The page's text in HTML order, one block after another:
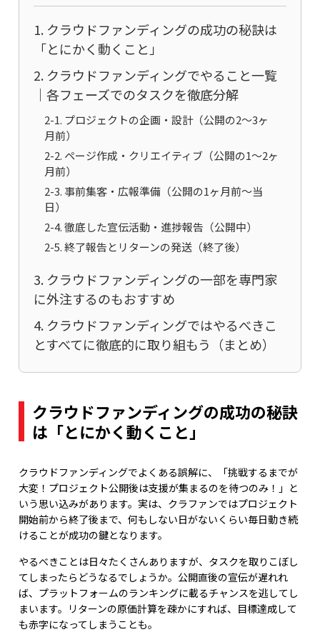
1. クラウドファンディングの成功の秘訣は
「とにかく動くこと」
2. クラウドファンディングでやること一覧
｜各フェーズでのタスクを徹底分解
2-1. プロジェクトの企画・設計（公開の2〜3ヶ
月前）
2-2. ページ作成・クリエイティブ（公開の1〜2ヶ
月前）
2-3. 事前集客・広報準備（公開の1ヶ月前〜当
日）
2-4. 徹底した宣伝活動・進捗報告（公開中）
2-5. 終了報告とリターンの発送（終了後）
3. クラウドファンディングの一部を専門家
に外注するのもおすすめ
4. クラウドファンディングではやるべきこ
とすべてに徹底的に取り組もう（まとめ）
クラウドファンディングの成功の秘訣
は「とにかく動くこと」
クラウドファンディングでよくある誤解に、「挑戦するまでが
大変！プロジェクト公開後は支援が集まるのを待つのみ！」と
いう思い込みがあります。実は、クラファンではプロジェクト
開始前から終了後まで、何もしない日がないくらい毎日動き続
けることが成功の鍵となります。
やるべきことは日々たくさんありますが、タスクを取りこぼし
てしまったらどうなるでしょうか。公開直後の宣伝が遅れれ
ば、プラットフォームのランキングに載るチャンスを逃してし
まいます。リターンの原価計算を疎かにすれば、目標達成して
も赤字になってしまうことも。